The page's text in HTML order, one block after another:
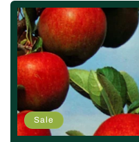
Sale